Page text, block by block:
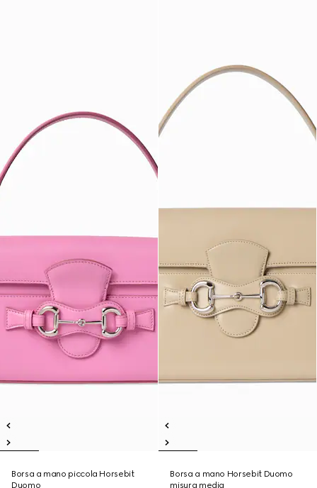
Borsa a mano piccola Horsebit
Duomo
Borsa a mano Horsebit Duomo
misura media